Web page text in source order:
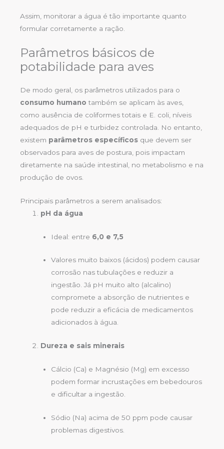
Assim, monitorar a água é tão importante quanto
formular corretamente a ração.
Parâmetros básicos de
potabilidade para aves
De modo geral, os parâmetros utilizados para o
consumo humano também se aplicam às aves,
como ausência de coliformes totais e E. coli, níveis
adequados de pH e turbidez controlada. No entanto,
existem parâmetros específicos que devem ser
observados para aves de postura, pois impactam
diretamente na saúde intestinal, no metabolismo e na
produção de ovos.
Principais parâmetros a serem analisados:
pH da água
Ideal: entre 6,0 e 7,5
Valores muito baixos (ácidos) podem causar
corrosão nas tubulações e reduzir a
ingestão. Já pH muito alto (alcalino)
compromete a absorção de nutrientes e
pode reduzir a eficácia de medicamentos
adicionados à água.
Dureza e sais minerais
Cálcio (Ca) e Magnésio (Mg) em excesso
podem formar incrustações em bebedouros
e dificultar a ingestão.
Sódio (Na) acima de 50 ppm pode causar
problemas digestivos.